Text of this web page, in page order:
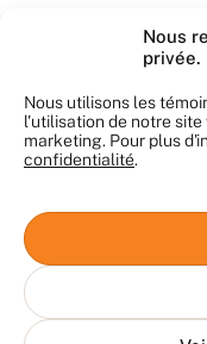
Nous
privée.
Nous utilisons les
l'utilisation de notre
marketing. Pour plus
confidentialité.
but : vous aider à trouver
notre autorisation. Merci
© Mon-
La plateforme
association avec une